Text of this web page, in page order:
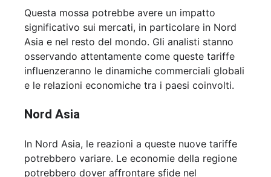
Questa mossa potrebbe avere un impatto
significativo sui mercati, in particolare in Nord
Asia e nel resto del mondo. Gli analisti stanno
osservando attentamente come queste tariffe
influenzeranno le dinamiche commerciali globali
e le relazioni economiche tra i paesi coinvolti.
Nord Asia
In Nord Asia, le reazioni a queste nuove tariffe
potrebbero variare. Le economie della regione
potrebbero dover affrontare sfide nel